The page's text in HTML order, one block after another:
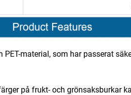
material, som har passerat
på frukt- och grönsaksburkar